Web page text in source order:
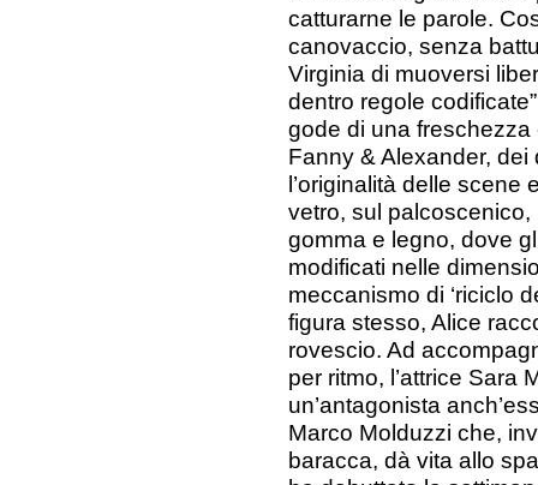
catturarne le parole.
canovaccio, senza
Virginia di muoversi
dentro regole
gode di una
Fanny & Alexander,
l’originalità delle scene
vetro, sul
gomma e legno, dove
modificati nelle
meccanismo di ‘riciclo
figura stesso, Alice
rovescio. Ad
per ritmo, l’attrice Sara
un’antagonista
Marco Molduzzi che,
baracca, dà vita allo